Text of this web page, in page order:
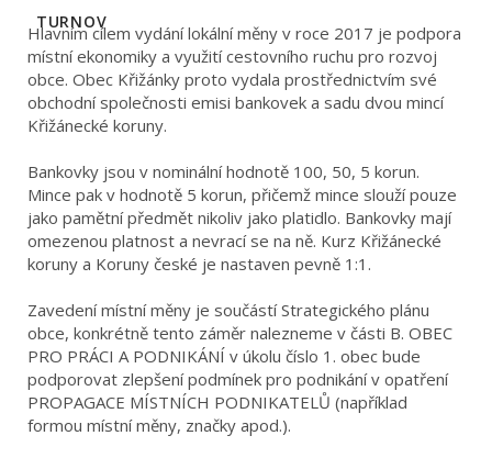
TURNOV
Hlavním cílem vydání lokální měny v roce 2017 je podpora
místní ekonomiky a využití cestovního ruchu pro rozvoj
obce. Obec Křižánky proto vydala prostřednictvím své
obchodní společnosti emisi bankovek a sadu dvou mincí
Křižánecké koruny.
Bankovky jsou v nominální hodnotě 100, 50, 5 korun.
Mince pak v hodnotě 5 korun, přičemž mince slouží pouze
jako pamětní předmět nikoliv jako platidlo. Bankovky mají
omezenou platnost a nevrací se na ně. Kurz Křižánecké
koruny a Koruny české je nastaven pevně 1:1.
Zavedení místní měny je součástí Strategického plánu
obce, konkrétně tento záměr nalezneme v části B. OBEC
PRO PRÁCI A PODNIKÁNÍ v úkolu číslo 1. obec bude
podporovat zlepšení podmínek pro podnikání v opatření
PROPAGACE MÍSTNÍCH PODNIKATELŮ (například
formou místní měny, značky apod.).